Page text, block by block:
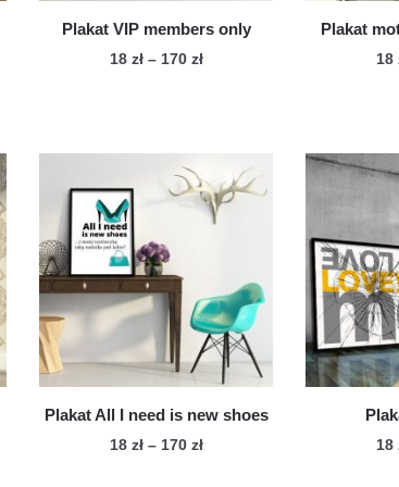
produktu
Plakat VIP members only
18 zł – 170 złZakres
170 zł
ma
wiele
wariantów.
można
wybrać
na
stronie
produktu
Plakat
18
Plakat All I need is new shoes
18 zł – 170 złZakres
18